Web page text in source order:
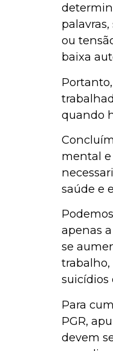
ou
baixa
quando
mental e
saúde e
apenas
se
trabalho,
suicídios
Para
PGR,
devem